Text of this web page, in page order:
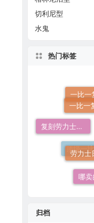
切利尼型
水鬼
热门标签
复刻劳力士一般多少钱
归档